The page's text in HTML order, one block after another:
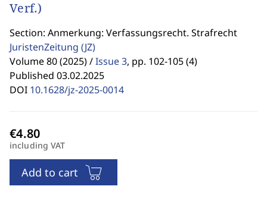
Verf.)
Section: Anmerkung: Verfassungsrecht. Strafrecht
JuristenZeitung (JZ)
Volume 80 (2025) /Issue 3, pp. 102-105 (4)
Published 03.02.2025
DOI 10.1628/jz-2025-0014
including VAT
Add to cart